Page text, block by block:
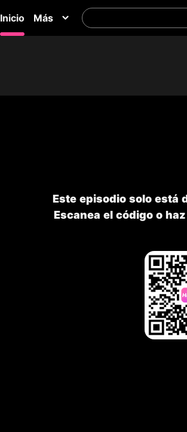
Inicio Más
Este episodio solo está
Escanea el código o